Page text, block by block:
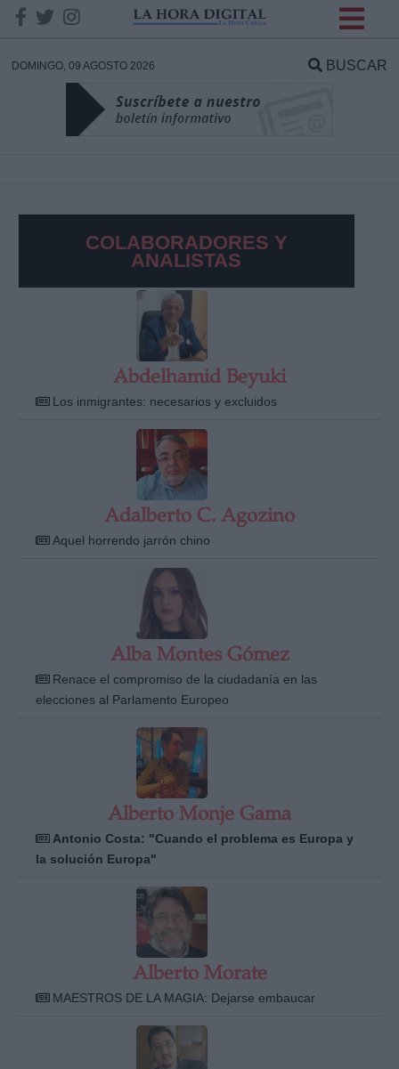
DOMINGO, 09 AGOSTO 2026 BUSCAR
COLABORADORES Y
ANALISTAS
Abdelhamid Beyuki
Los inmigrantes: necesarios y excluidos
Adalberto C. Agozino
Aquel horrendo jarrón chino
Alba Montes Gómez
Renace el compromiso de la ciudadanía en las
elecciones al Parlamento Europeo
Alberto Monje Gama
Antonio Costa: "Cuando el problema es Europa y
la solución Europa"
Alberto Morate
MAESTROS DE LA MAGIA: Dejarse embaucar
DATOS
Responsable:
Datos tratados:
link
Información adicional